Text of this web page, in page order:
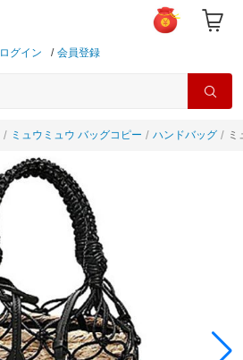
ログイン / 会員登録
ミュウミュウ バッグコピー ハンドバッグ